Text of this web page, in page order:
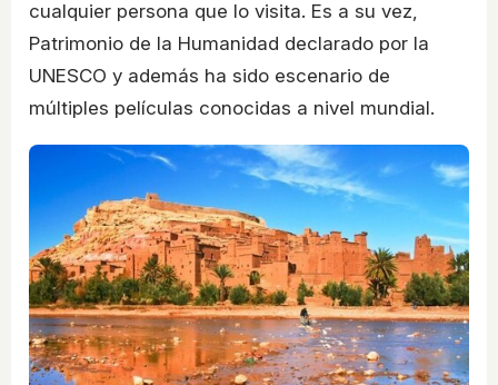
cualquier persona que lo visita. Es a su vez,
Patrimonio de la Humanidad declarado por la
UNESCO y además ha sido escenario de
múltiples películas conocidas a nivel mundial.